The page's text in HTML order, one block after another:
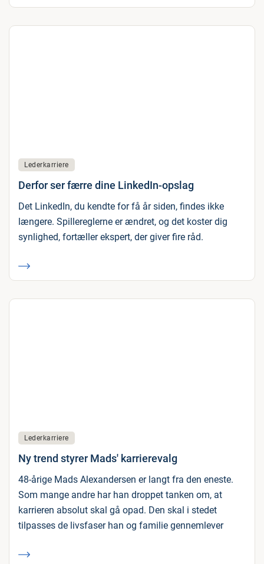
Lederkarriere
Derfor ser færre dine LinkedIn-opslag
Det LinkedIn, du kendte for få år siden, findes ikke
længere. Spillereglerne er ændret, og det koster dig
synlighed, fortæller ekspert, der giver fire råd.
Lederkarriere
Ny trend styrer Mads' karrierevalg
48-årige Mads Alexandersen er langt fra den eneste.
Som mange andre har han droppet tanken om, at
karrieren absolut skal gå opad. Den skal i stedet
tilpasses de livsfaser han og familie gennemlever